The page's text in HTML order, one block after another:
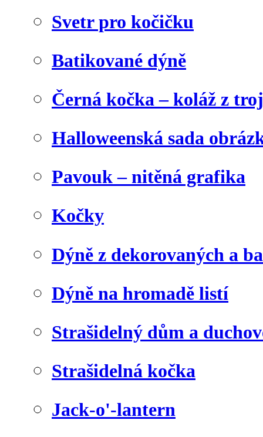
Svetr pro kočičku
Batikované dýně
Černá kočka – koláž z
Halloweenská sada
Pavouk – nitěná grafika
Kočky
Dýně z dekorovaných a
Dýně na hromadě listí
Strašidelný dům a
Strašidelná kočka
Jack-o'-lantern